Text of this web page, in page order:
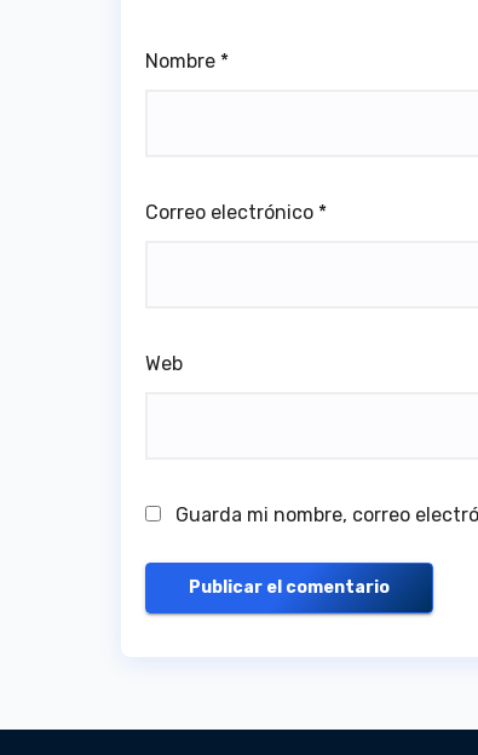
Nombre *
Correo electrónico *
Web
Guarda mi nombre, correo